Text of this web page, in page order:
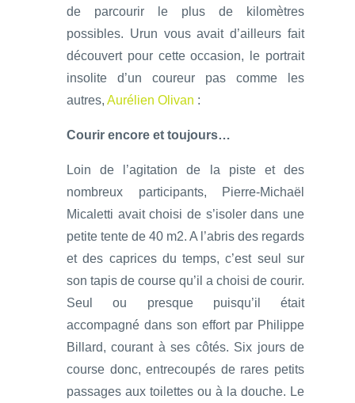
de parcourir le plus de kilomètres
possibles. Urun vous avait d’ailleurs fait
découvert pour cette occasion, le portrait
insolite d’un coureur pas comme les
autres, Aurélien Olivan :
Courir encore et toujours…
Loin de l’agitation de la piste et des
nombreux participants, Pierre-Michaël
Micaletti avait choisi de s’isoler dans une
petite tente de 40 m2. A l’abris des regards
et des caprices du temps, c’est seul sur
son tapis de course qu’il a choisi de courir.
Seul ou presque puisqu’il était
accompagné dans son effort par Philippe
Billard, courant à ses côtés. Six jours de
course donc, entrecoupés de rares petits
passages aux toilettes ou à la douche. Le